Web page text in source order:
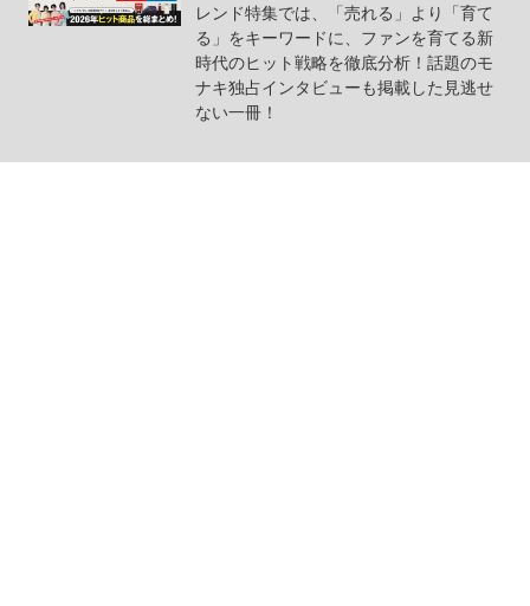
レンド特集では、「売れる」より「育て
る」をキーワードに、ファンを育てる新
時代のヒット戦略を徹底分析！話題のモ
ナキ独占インタビューも掲載した見逃せ
ない一冊！